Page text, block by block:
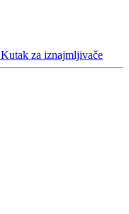
Kutak za iznajmljivače